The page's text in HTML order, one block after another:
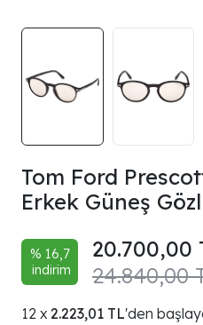
Tom Ford
Erkek Güneş
% 16,7
indirim
24.840,00
20.700,00
2.223,01 TL'den